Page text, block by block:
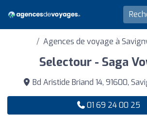
Agences de voyage à
Selectour - Saga
Bd Aristide Briand 14, 91600,
01 69 24 00 25